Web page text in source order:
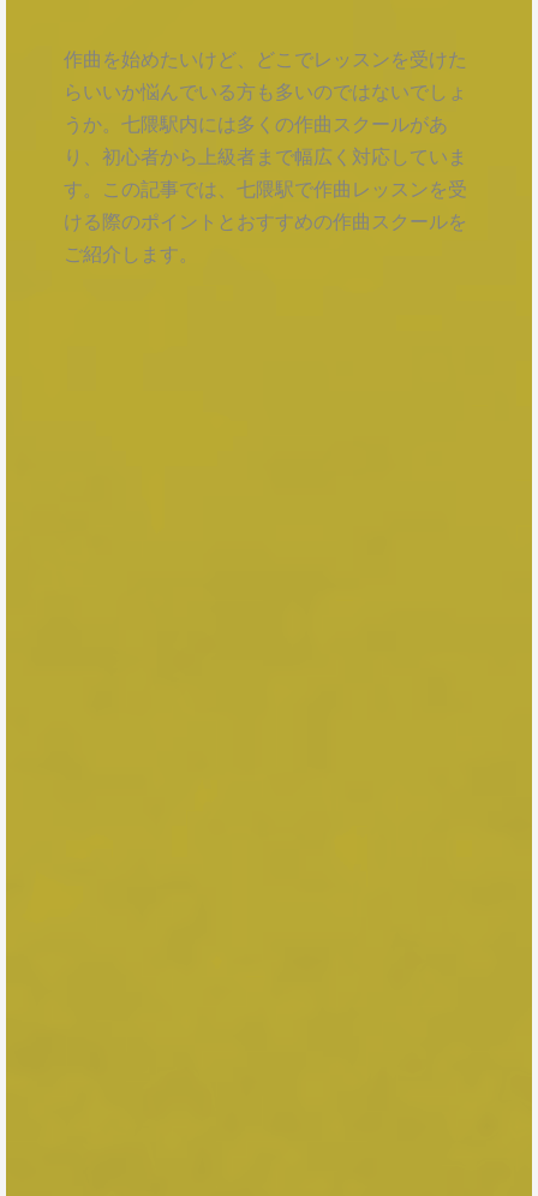
作曲を始めたいけど、どこでレッスンを受けた
らいいか悩んでいる方も多いのではないでしょ
うか。七隈駅内には多くの作曲スクールがあ
り、初心者から上級者まで幅広く対応していま
す。この記事では、七隈駅で作曲レッスンを受
ける際のポイントとおすすめの作曲スクールを
ご紹介します。